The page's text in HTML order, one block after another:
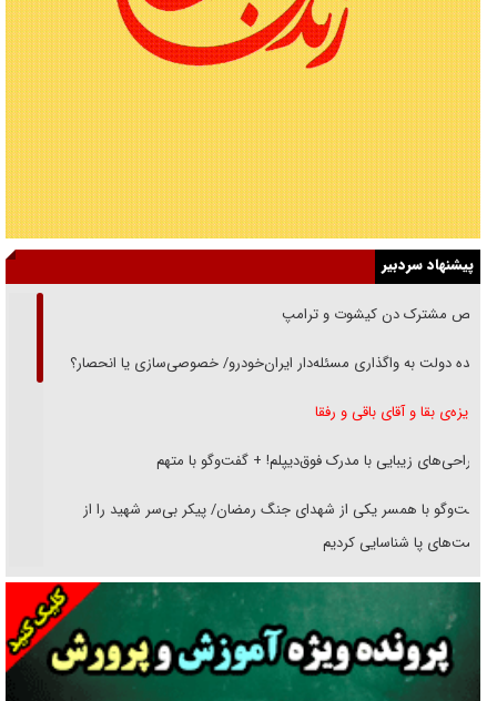
پیشنهاد سردبیر
رقص مشترک دن کیشوت و ترامپ
دنده دولت به واگذاری مسئله‌دار ایران‌خودرو/ خصوصی‌سازی یا انحصار؟
غریزه‌ی بقا و آقای باقی و رفقا
جراحی‌های زیبایی با مدرک فوق‌دیپلم! + گفت‌وگو با متهم
گفت‌وگو با همسر یکی از شهدای جنگ رمضان/ پیکر بی‌سر شهید را از
انگشت‌های پا شناسایی کردیم
نسلی که آنلاین الگو می‌گیرد
گفت‌وگو با آیت‌الله جاودان/ جفای مخالفان مکانت معنوی رهبر شهید را
ارتقا می‌داد